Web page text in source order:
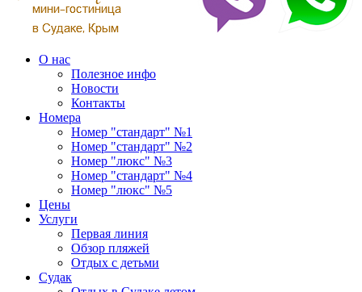
О нас
Полезное инфо
Новости
Контакты
Номера
Номер "стандарт" №1
Номер "стандарт" №2
Номер "люкс" №3
Номер "стандарт" №4
Номер "люкс" №5
Цены
Услуги
Первая линия
Обзор пляжей
Отдых с детьми
Судак